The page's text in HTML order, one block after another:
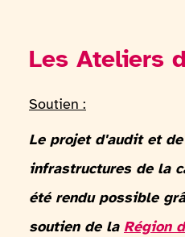
Les Ateliers
Soutien :
Le projet d'audit et
infrastructures de la
été rendu possible
soutien de la Région